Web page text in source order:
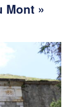
Mont »